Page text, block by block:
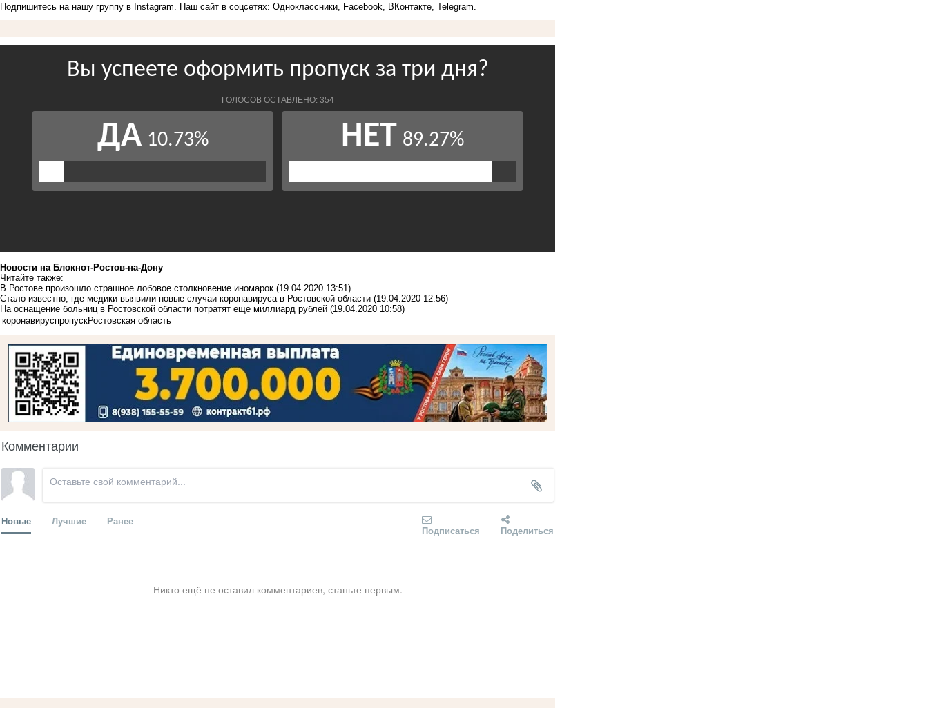
Подпишитесь на нашу группу в Instagram . Наш сайт в соцсетях: Одноклассники Facebook ВКонтакте Telegram
Новости на Блoкнoт-Ростов-на-Дону
Читайте также:
В Ростове произошло страшное лобовое столкновение иномарок (19.04.2020 13:51)
Стало известно, где медики выявили новые случаи коронавируса в Ростовской области (19.04.2020 12:56)
На оснащение больниц в Ростовской области потратят еще миллиард рублей (19.04.2020 10:58)
коронавируспропускРостовская область
Комментарии
Новые Лучшие Ранее
Подписаться Поделиться
Никто ещё не оставил комментариев, станьте первым.